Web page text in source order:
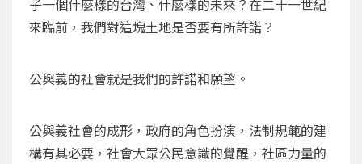
子一個什麼樣的台灣、什麼樣的未來？在二十一世紀
來臨前，我們對這塊土地是否要有所許諾？
公與義的社會就是我們的許諾和願望。
公與義社會的成形，政府的角色扮演，法制規範的建
構有其必要，社會大眾公民意識的覺醒，社區力量的